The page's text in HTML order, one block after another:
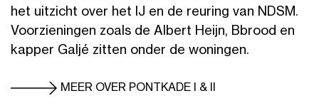
het uitzicht over het IJ en de reuring van NDSM.
Voorzieningen zoals de Albert Heijn, Bbrood en
kapper Galjé zitten onder de woningen.
MEER OVER PONTKADE I & II